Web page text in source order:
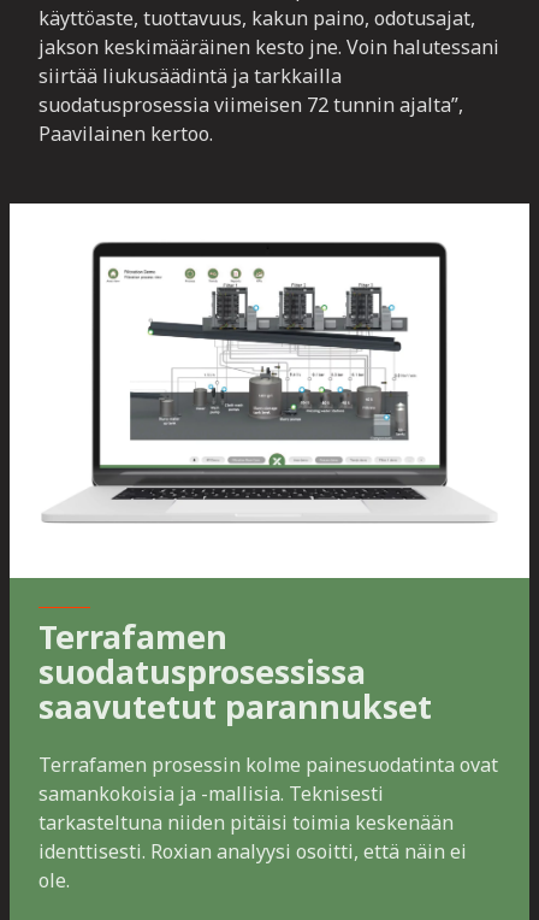
käyttöaste, tuottavuus, kakun paino, odotusajat,
jakson keskimääräinen kesto jne. Voin halutessani
siirtää liukusäädintä ja tarkkailla
suodatusprosessia viimeisen 72 tunnin ajalta”,
Paavilainen kertoo.
Terrafamen
suodatusprosessissa
saavutetut parannukset
Terrafamen prosessin kolme painesuodatinta ovat
samankokoisia ja -mallisia. Teknisesti
tarkasteltuna niiden pitäisi toimia keskenään
identtisesti. Roxian analyysi osoitti, että näin ei
ole.